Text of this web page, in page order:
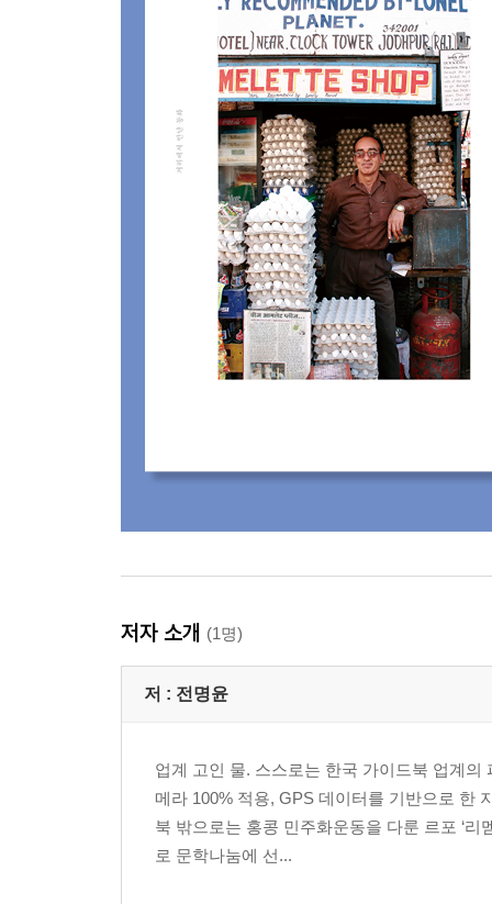
저자 소개 (1명)
저 : 전명윤
업계 고인 물. 스스로는 한국 가이드북 업계
메라 100% 적용, GPS 데이터를 기반으로 한
북 밖으로는 홍콩 민주화운동을 다룬 르포 ‘리
로 문학나눔에 선...